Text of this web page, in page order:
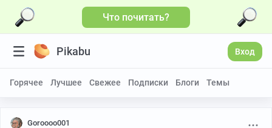
Что почитать?
Pikabu Вход
Горячее Лучшее Свежее Подписки Блоги Темы
Goroooo001
Больше видео